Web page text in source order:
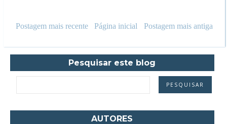
Postagem mais recente Postagem mais antiga
Página inicial
Pesquisar este blog
AUTORES